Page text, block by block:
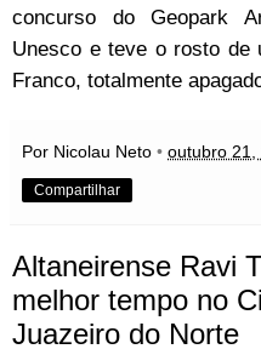
concurso do Geopark
Unesco e teve o rosto de
Franco, totalmente
Por Nicolau Neto • outubro 21,
Compartilhar
Altaneirense Ravi
melhor tempo no
Juazeiro do Norte